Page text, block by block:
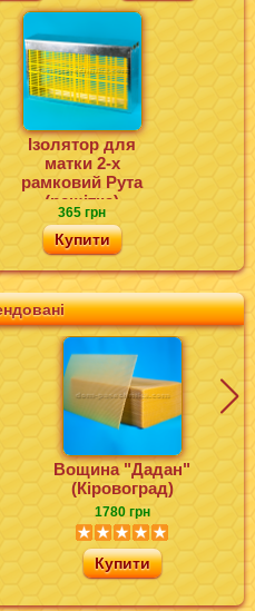
Вощина "Дадан"
(Кіровоград)
1780 грн
Купити
Ізолятор для
матки 2-х
рамковий Рута
(решітка)
365 грн
Купити